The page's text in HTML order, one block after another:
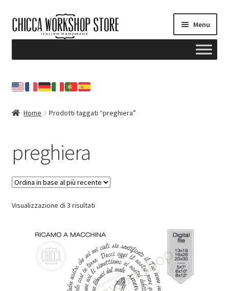
Vai
alla
Vai
al
Menu
Contattami
NEWSLETTER
Home Prodotti taggati “preghiera”
preghiera
Visualizzazione di 3 risultatiOrdina
al
più
recente